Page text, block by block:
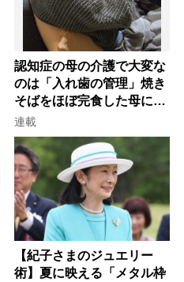
認知症の母の介護で大変な
のは「入れ歯の管理」焼き
そばをほぼ完食した母に息
子が血の気が引いた理由
連載
【紀子さまのジュエリー
術】夏に映える「メタル枠